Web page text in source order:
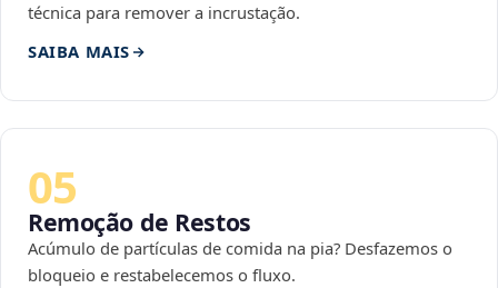
técnica para remover a incrustação.
SAIBA MAIS
05
Remoção de Restos
Acúmulo de partículas de comida na pia? Desfazemos o
bloqueio e restabelecemos o fluxo.